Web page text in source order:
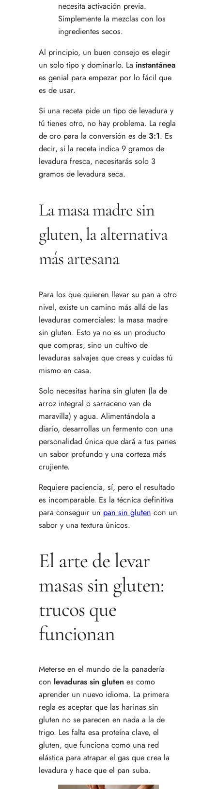
necesita activación previa.
Simplemente la mezclas con los
ingredientes secos.
Al principio, un buen consejo es elegir
un solo tipo y dominarlo. La instantánea
es genial para empezar por lo fácil que
es de usar.
Si una receta pide un tipo de levadura y
tú tienes otro, no hay problema. La regla
de oro para la conversión es de 3:1. Es
decir, si la receta indica 9 gramos de
levadura fresca, necesitarás solo 3
gramos de levadura seca.
La masa madre sin
gluten, la alternativa
más artesana
Para los que quieren llevar su pan a otro
nivel, existe un camino más allá de las
levaduras comerciales: la masa madre
sin gluten. Esto ya no es un producto
que compras, sino un cultivo de
levaduras salvajes que creas y cuidas tú
mismo en casa.
Solo necesitas harina sin gluten (la de
arroz integral o sarraceno van de
maravilla) y agua. Alimentándola a
diario, desarrollas un fermento con una
personalidad única que dará a tus panes
un sabor profundo y una corteza más
crujiente.
Requiere paciencia, sí, pero el resultado
es incomparable. Es la técnica definitiva
para conseguir un pan sin gluten con un
sabor y una textura únicos.
El arte de levar
masas sin gluten:
trucos que
funcionan
Meterse en el mundo de la panadería
con levaduras sin gluten es como
aprender un nuevo idioma. La primera
regla es aceptar que las harinas sin
gluten no se parecen en nada a la de
trigo. Les falta esa proteína clave, el
gluten, que funciona como una red
elástica para atrapar el gas que crea la
levadura y hace que el pan suba.